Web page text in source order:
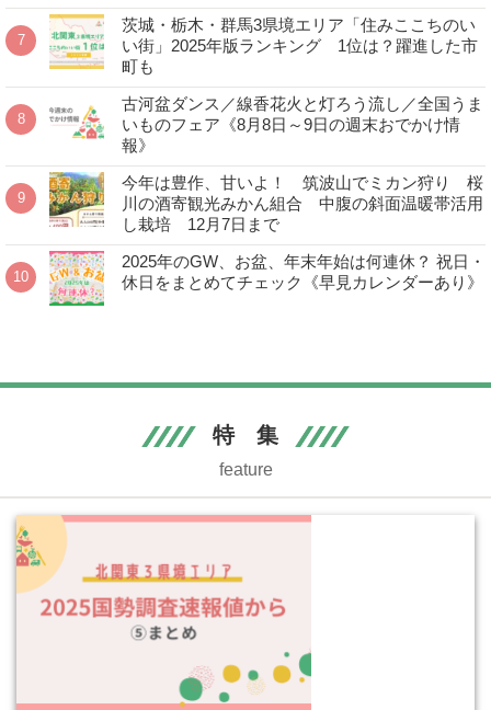
茨城・栃木・群馬3県境エリア「住みここちのい
い街」2025年版ランキング 1位は？躍進した市
町も
古河盆ダンス／線香花火と灯ろう流し／全国うま
いものフェア《8月8日～9日の週末おでかけ情
報》
今年は豊作、甘いよ！ 筑波山でミカン狩り 桜
川の酒寄観光みかん組合 中腹の斜面温暖帯活用
し栽培 12月7日まで
2025年のGW、お盆、年末年始は何連休？ 祝日・
休日をまとめてチェック《早見カレンダーあり》
特 集
feature